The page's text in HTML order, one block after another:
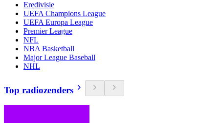
Eredivisie
UEFA Champions League
UEFA Europa League
Premier League
NFL
NBA Basketball
Major League Baseball
NHL
Top radiozenders